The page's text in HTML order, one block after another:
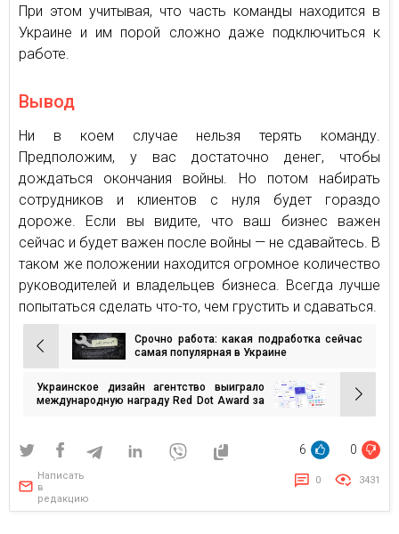
При этом учитывая, что часть команды находится в
Украине и им порой сложно даже подключиться к
работе.
Вывод
Ни в коем случае нельзя терять команду.
Предположим, у вас достаточно денег, чтобы
дождаться окончания войны. Но потом набирать
сотрудников и клиентов с нуля будет гораздо
дороже. Если вы видите, что ваш бизнес важен
сейчас и будет важен после войны — не сдавайтесь. В
таком же положении находится огромное количество
руководителей и владельцев бизнеса. Всегда лучше
попытаться сделать что-то, чем грустить и сдаваться.
Навигация
по
записям
Срочно работа: какая подработка сейчас
самая популярная в Украине
Украинское дизайн агентство выиграло
международную награду Red Dot Award за
6 0
Написать
в
редакцию
0 3431